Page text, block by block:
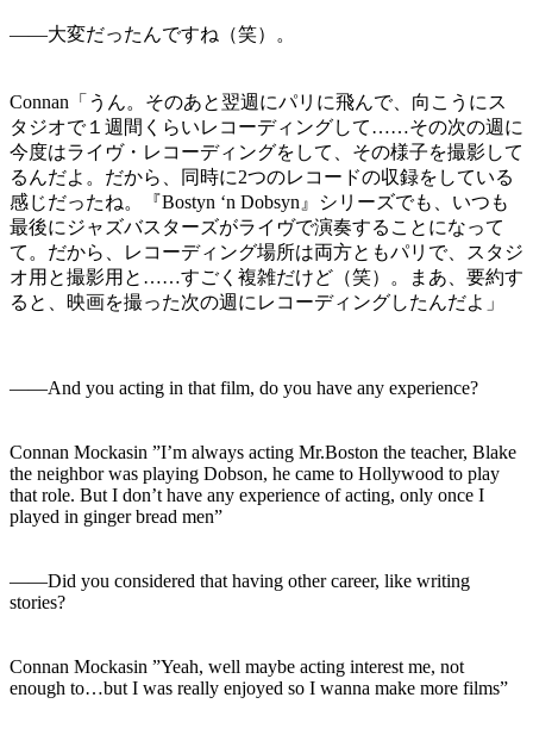
――大変だったんですね（笑）。
Connan「うん。そのあと翌週にパリに飛んで、向こうにス
タジオで１週間くらいレコーディングして……その次の週に
今度はライヴ・レコーディングをして、その様子を撮影して
るんだよ。だから、同時に2つのレコードの収録をしている
感じだったね。『Bostyn ‘n Dobsyn』シリーズでも、いつも
最後にジャズバスターズがライヴで演奏することになって
て。だから、レコーディング場所は両方ともパリで、スタジ
オ用と撮影用と……すごく複雑だけど（笑）。まあ、要約す
ると、映画を撮った次の週にレコーディングしたんだよ」
――And you acting in that film, do you have any experience?
Connan Mockasin ”I’m always acting Mr.Boston the teacher, Blake
the neighbor was playing Dobson, he came to Hollywood to play
that role. But I don’t have any experience of acting, only once I
played in ginger bread men”
――Did you considered that having other career, like writing
stories?
Connan Mockasin ”Yeah, well maybe acting interest me, not
enough to…but I was really enjoyed so I wanna make more films”